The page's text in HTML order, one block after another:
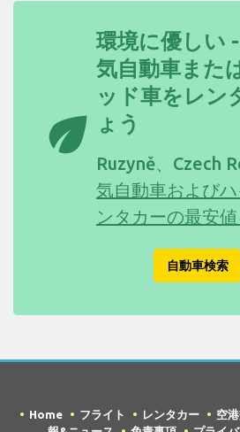
eco
環境に優しい
気自動車また
ッド車をレン
ょう
Ruzyně、Czech
気自動車および
ンタカーの最安
自動車検索
Home フライト レンタカー 空